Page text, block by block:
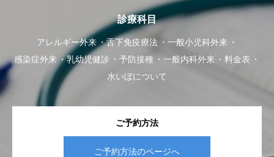
診療科目
アレルギー外来 舌下免疫療法
一般小児科外来
感染症外来
乳幼児健診 予防接種 一般内科外来
料金表
水いぼについて
ご予約方法
ご予約方法のページへ